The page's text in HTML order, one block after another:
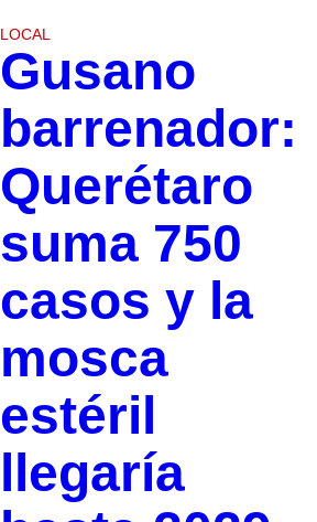
LOCAL
Gusano
barrenador:
Querétaro
suma 750
casos y la
mosca
estéril
llegaría